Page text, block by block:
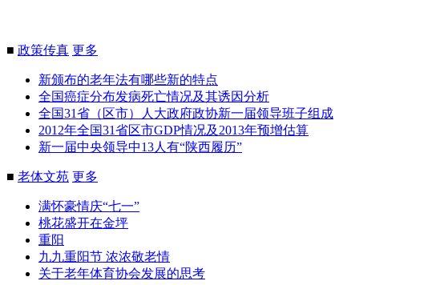
■ 政策传真 更多
新颁布的老年法有哪些新的特点
全国癌症分布发病死亡情况及其诱因分析
全国31省（区市）人大政府政协新一届领导班子组成
2012年全国31省区市GDP情况及2013年预增估算
新一届中央领导中13人有“陕西履历”
■ 老体文苑 更多
满怀豪情庆“七一”
桃花盛开在金坪
重阳
九九重阳节 浓浓敬老情
关于老年体育协会发展的思考